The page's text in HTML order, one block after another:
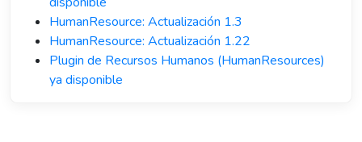
HumanResource: Actualización 1.3
HumanResource: Actualización 1.22
Plugin de Recursos Humanos (HumanResources)
ya disponible